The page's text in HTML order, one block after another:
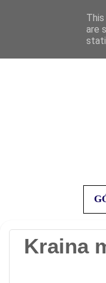
Kraina
are